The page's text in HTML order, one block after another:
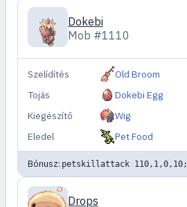
Dokebi
Mob #1110
Szelídítés
Old Broom
Tojás
Dokebi Egg
Kiegészítő
Wig
Eledel
Pet Food
Bónusz: petskillattack 110,1,0,10;
Drops